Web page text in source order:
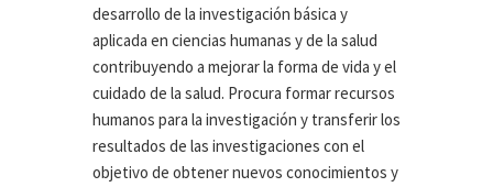
desarrollo de la investigación básica y
aplicada en ciencias humanas y de la salud
contribuyendo a mejorar la forma de vida y el
cuidado de la salud. Procura formar recursos
humanos para la investigación y transferir los
resultados de las investigaciones con el
objetivo de obtener nuevos conocimientos y